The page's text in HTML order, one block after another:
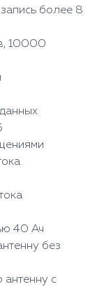
более 8
10000
40 Ач
без
с